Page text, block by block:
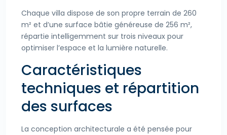
Chaque villa dispose de son propre terrain de 260
m² et d’une surface bâtie généreuse de 256 m²,
répartie intelligemment sur trois niveaux pour
optimiser l’espace et la lumière naturelle.
Caractéristiques
techniques et répartition
des surfaces
La conception architecturale a été pensée pour